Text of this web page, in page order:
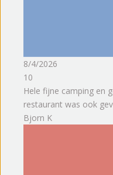
8/4/2026
10
Hele fijne camping en
restaurant was ook
Bjorn K